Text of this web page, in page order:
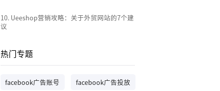
10. Ueeshop营销攻略：关于外贸网站的7个建
议
热门专题
facebook广告账号 facebook广告投放